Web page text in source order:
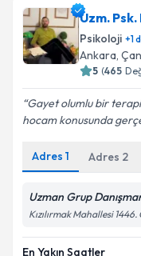
Uzm.
Psikoloji +1
Ankara,
5 (465
Gayet olumlu bir
hocam konusunda
Adres 1 Adres 2
Uzman Grup
Kızılırmak Mahallesi
En Yakın Saatler